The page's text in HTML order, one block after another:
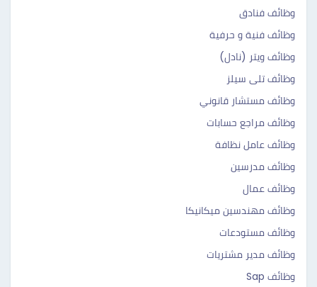
وظائف فنادق
وظائف فنية و حرفية
وظائف ويتر (نادل)
وظائف تلى سيلز
وظائف مستشار قانوني
وظائف مراجع حسابات
وظائف عامل نظافة
وظائف مدرسين
وظائف عمال
وظائف مهندسين ميكانيكا
وظائف مستودعات
وظائف مدير مشتريات
وظائف Sap